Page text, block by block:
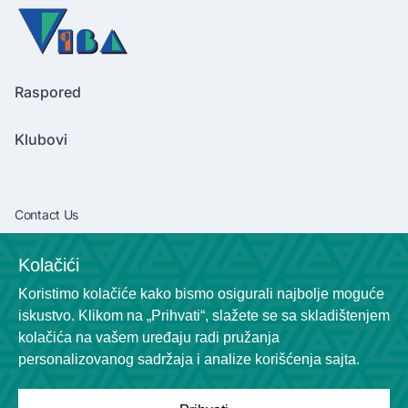
Raspored
Klubovi
Contact Us
+381638292540
Socials
Kolačići
Koristimo kolačiće kako bismo osigurali najbolje moguće
iskustvo. Klikom na „Prihvati“, slažete se sa skladištenjem
kolačića na vašem uređaju radi pružanja
personalizovanog sadržaja i analize korišćenja sajta.